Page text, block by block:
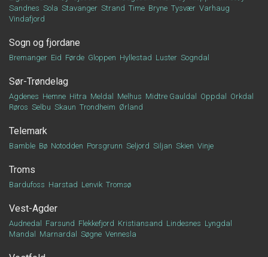
Sandnes Sola Stavanger Strand Time Bryne Tysvær Varhaug
Vindafjord
Sogn og fjordane
Bremanger Eid Førde Gloppen Hyllestad Luster Sogndal
Sør-Trøndelag
Agdenes Hemne Hitra Meldal Melhus Midtre Gauldal Oppdal
Orkdal
Røros Selbu Skaun Trondheim Ørland
Telemark
Bamble Bø Notodden Porsgrunn Seljord Siljan Skien Vinje
Troms
Bardufoss Harstad Lenvik Tromsø
Vest-Agder
Audnedal Farsund Flekkefjord Kristiansand Lindesnes Lyngdal
Mandal
Marnardal Søgne Vennesla